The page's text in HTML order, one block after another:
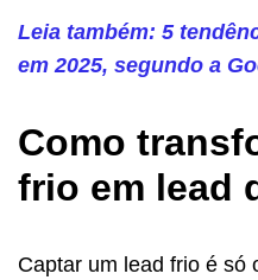
Leia também: 5
em 2025, segundo a
Como
frio em lead
Captar um lead frio é só